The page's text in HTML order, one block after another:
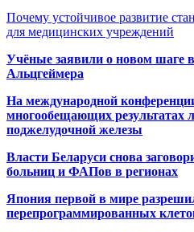
Почему устойчивое развитие
для медицинских учреждений
Учёные заявили о новом шаге в
Альцгеймера
На международной
многообещающих результатах
поджелудочной железы
Власти Беларуси снова
больниц и ФАПов в регионах
Япония первой в мире
перепрограммированных